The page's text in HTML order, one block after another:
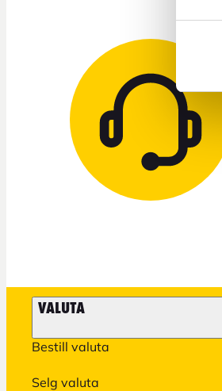
VALUTA
Bestill valuta
Selg valuta